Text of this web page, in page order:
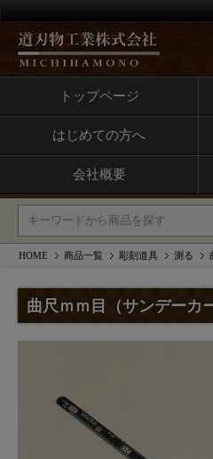
トップページ
はじめての方へ
会社概要
HOME 商品一覧 彫刻道具 測る
曲尺ｍｍ目（サンデーカ